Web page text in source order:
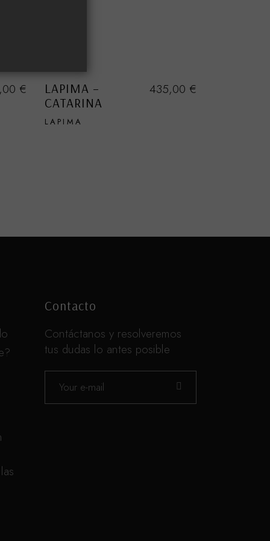
€
LAPIMA –
CATARINA
LAPIMA
435,00 €
Contacto
Contáctanos y resolveremos
tus dudas lo antes posible